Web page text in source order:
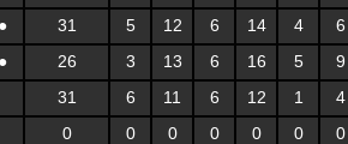
● 31 5 12 6 14 4
6
● 26 3 13 6 16 5
9
31 6 11 6 12 1
4
0 0 0 0 0 0
0